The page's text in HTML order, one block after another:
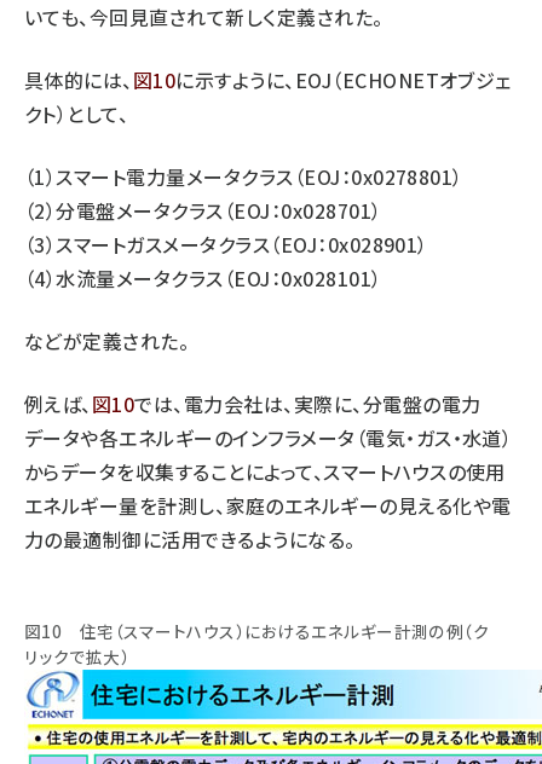
いても、今回見直されて新しく定義された。
具体的には、 図10に示すように、EOJ（ECHONETオブジェ
クト）として、
（1）スマート電力量メータクラス（EOJ：0x0278801）
（2）分電盤メータクラス（EOJ：0x028701）
（3）スマートガスメータクラス（EOJ：0x028901）
（4）水流量メータクラス（EOJ：0x028101）
などが定義された。
例えば、 図10では、電力会社は、実際に、分電盤の電力
データや各エネルギーのインフラメータ（電気・ガス・水道）
からデータを収集することによって、スマートハウスの使用
エネルギー量を計測し、家庭のエネルギーの見える化や電
力の最適制御に活用できるようになる。
図10 住宅（スマートハウス）におけるエネルギー計測の例（ク
リックで拡大）